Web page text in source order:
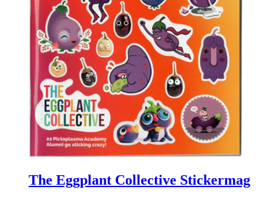
The Eggplant Collective Stickermag